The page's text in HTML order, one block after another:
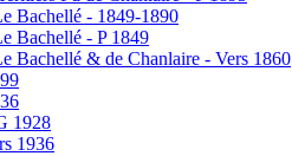
Bachellé - 1849-1890
Bachellé - P 1849
Bachellé & de Chanlaire - Vers 1860
1928
1936